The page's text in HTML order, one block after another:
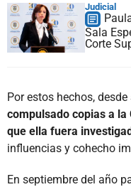
Judicial
Sala
Corte
Por estos hechos,
compulsado copias a
que ella fuera
influencias y cohecho
En septiembre del año